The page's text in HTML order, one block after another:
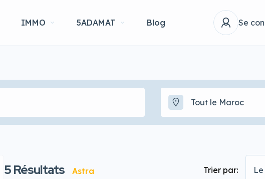
IMMO 5ADAMAT Blog Se
Tout le Maroc
5Résultats Astra Trier par: